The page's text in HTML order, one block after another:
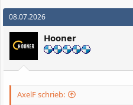
08.07.2026
Hooner
AxelF schrieb: